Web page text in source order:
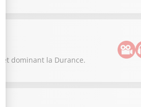
et dominant la Durance.